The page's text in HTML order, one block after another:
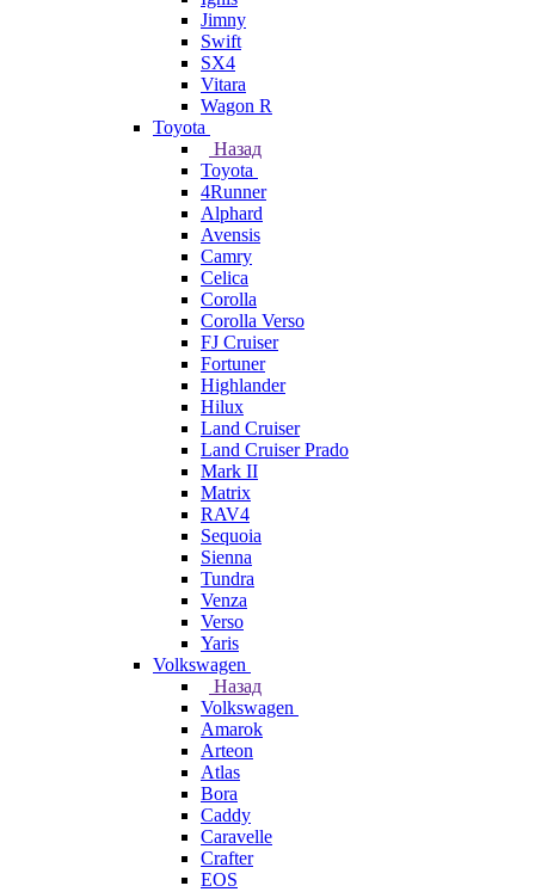
Jimny
Swift
SX4
Vitara
Wagon R
Toyota
Назад
Toyota
4Runner
Alphard
Avensis
Camry
Celica
Corolla
Corolla Verso
FJ Cruiser
Fortuner
Highlander
Hilux
Land Cruiser
Land Cruiser Prado
Mark II
Matrix
RAV4
Sequoia
Sienna
Tundra
Venza
Verso
Yaris
Volkswagen
Назад
Volkswagen
Amarok
Arteon
Atlas
Bora
Caddy
Caravelle
Crafter
EOS